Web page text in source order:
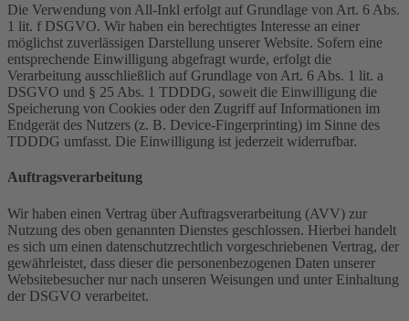
Die Verwendung von All-Inkl erfolgt auf Grundlage von Art. 6 Abs.
1 lit. f DSGVO. Wir haben ein berechtigtes Interesse an einer
möglichst zuverlässigen Darstellung unserer Website. Sofern eine
entsprechende Einwilligung abgefragt wurde, erfolgt die
Verarbeitung ausschließlich auf Grundlage von Art. 6 Abs. 1 lit. a
DSGVO und § 25 Abs. 1 TDDDG, soweit die Einwilligung die
Speicherung von Cookies oder den Zugriff auf Informationen im
Endgerät des Nutzers (z. B. Device-Fingerprinting) im Sinne des
TDDDG umfasst. Die Einwilligung ist jederzeit widerrufbar.
Auftragsverarbeitung
Wir haben einen Vertrag über Auftragsverarbeitung (AVV) zur
Nutzung des oben genannten Dienstes geschlossen. Hierbei handelt
es sich um einen datenschutzrechtlich vorgeschriebenen Vertrag, der
gewährleistet, dass dieser die personenbezogenen Daten unserer
Websitebesucher nur nach unseren Weisungen und unter Einhaltung
der DSGVO verarbeitet.